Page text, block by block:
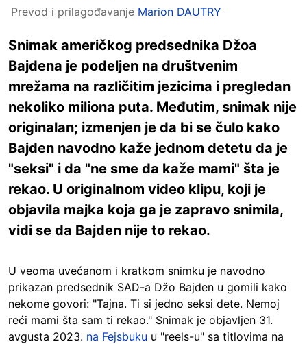
Prevod i prilagođavanje Marion DAUTRY
Snimak američkog predsednika Džoa
Bajdena je podeljen na društvenim
mrežama na različitim jezicima i pregledan
nekoliko miliona puta. Međutim, snimak nije
originalan; izmenjen je da bi se čulo kako
Bajden navodno kaže jednom detetu da je
"seksi" i da "ne sme da kaže mami" šta je
rekao. U originalnom video klipu, koji je
objavila majka koja ga je zapravo snimila,
vidi se da Bajden nije to rekao.
U veoma uvećanom i kratkom snimku je navodno
prikazan predsednik SAD-a Džo Bajden u gomili kako
nekome govori: "Tajna. Ti si jedno seksi dete. Nemoj
reći mami šta sam ti rekao." Snimak je objavljen 31.
avgusta 2023. na Fejsbuku u "reels-u" sa titlovima na